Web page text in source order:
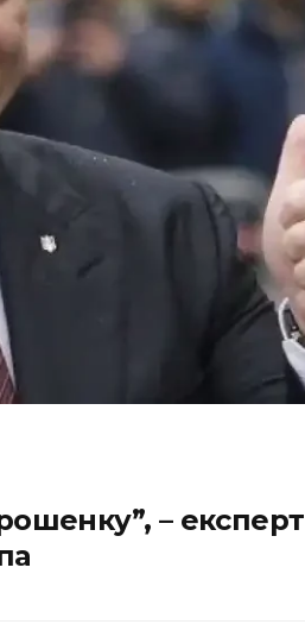
– експерт